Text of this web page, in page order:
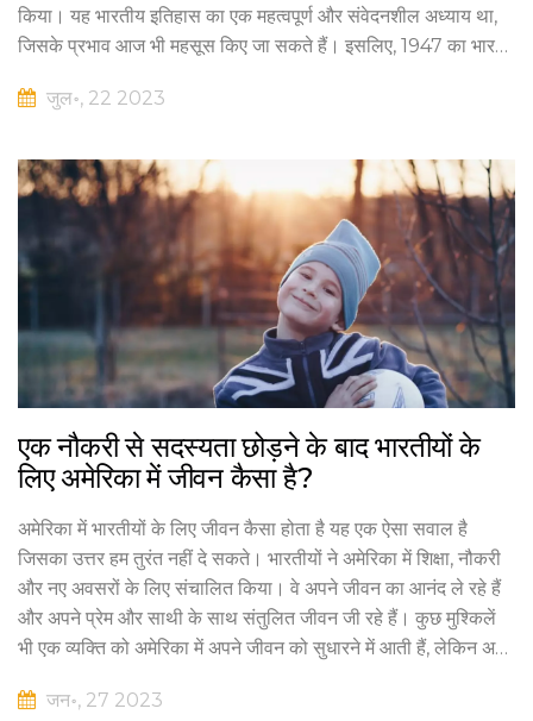
किया। यह भारतीय इतिहास का एक महत्वपूर्ण और संवेदनशील अध्याय था,
जिसके प्रभाव आज भी महसूस किए जा सकते हैं। इसलिए, 1947 का भारत
जुल॰, 22 2023
एक नौकरी से सदस्यता छोड़ने के बाद भारतीयों के
लिए अमेरिका में जीवन कैसा है?
अमेरिका में भारतीयों के लिए जीवन कैसा होता है यह एक ऐसा सवाल है
जिसका उत्तर हम तुरंत नहीं दे सकते। भारतीयों ने अमेरिका में शिक्षा, नौकरी
और नए अवसरों के लिए संचालित किया। वे अपने जीवन का आनंद ले रहे हैं
और अपने प्रेम और साथी के साथ संतुलित जीवन जी रहे हैं। कुछ मुश्किलें
भी एक व्यक्ति को अमेरिका में अपने जीवन को सुधारने में आती हैं, लेकिन अगर
अमेरिका आपको अच्छे सुविधाओं और अवसरों के साथ आपको समृद्ध राह देता
जन॰, 27 2023